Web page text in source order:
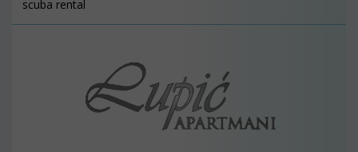
scuba rental